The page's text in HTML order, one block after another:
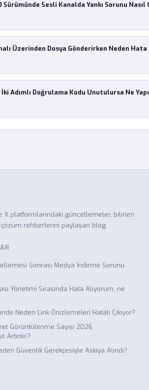
Sesli Kanalda Yankı Sorunu Nasıl
Üzerinden Dosya Gönderirken Neden Hata
Adımlı Doğrulama Kodu Unutulursa Ne
X platformlarındaki güncellemeler, bilinen
çözüm rehberlerini paylaşan blog.
Sonrası Medya İndirme Sorunu
Yönetimi Sırasında Hata Alıyorum, ne
Neden Link Önizlemeleri Hatalı Çıkıyor?
Görüntülenme Sayısı 2026
Artırılır?
Güvenlik Gerekçesiyle Askıya Alındı?